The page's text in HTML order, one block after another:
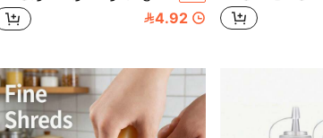
4.92